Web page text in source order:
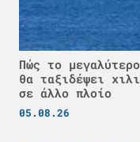
Πώς το
θα ταξιδέψει
σε άλλο πλοίο
05.08.26